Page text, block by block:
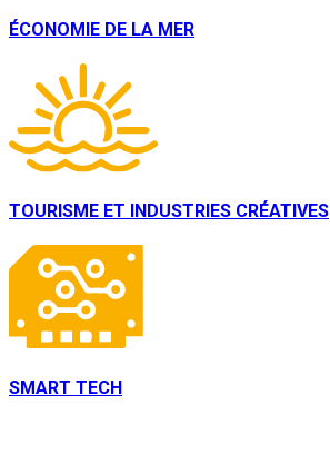
ÉCONOMIE DE LA MER
TOURISME ET INDUSTRIES CRÉATIVES
SMART TECH